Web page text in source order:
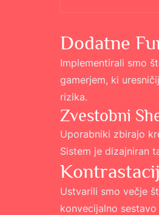
Dodatne
Implementirali smo
gamerjem, ki
rizika.
Zvestobni
Uporabniki zbirajo
Sistem je dizajniran
Ustvarili smo večje
konvecijalno